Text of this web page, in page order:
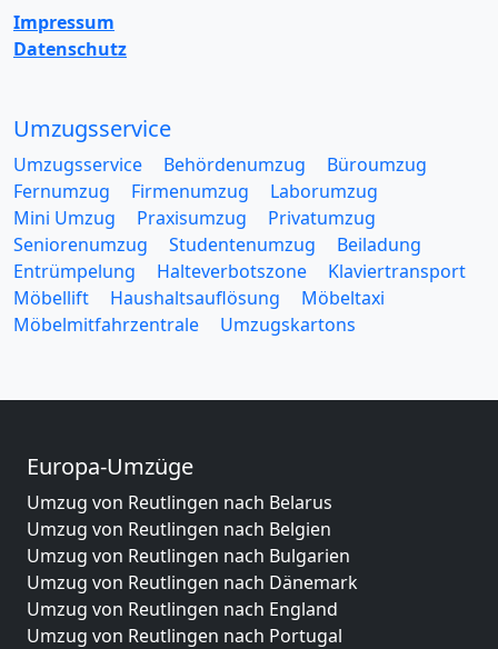
Impressum
Datenschutz
Umzugsservice
Umzugsservice Behördenumzug
Büroumzug
Fernumzug
Firmenumzug
Laborumzug
Mini Umzug
Praxisumzug
Privatumzug
Seniorenumzug
Studentenumzug
Beiladung
Entrümpelung
Halteverbotszone
Klaviertransport
Möbellift
Haushaltsauflösung
Möbeltaxi
Möbelmitfahrzentrale
Umzugskartons
Europa-Umzüge
Umzug von Reutlingen nach Belarus
Umzug von Reutlingen nach Belgien
Umzug von Reutlingen nach Bulgarien
Umzug von Reutlingen nach Dänemark
Umzug von Reutlingen nach England
Umzug von Reutlingen nach Portugal